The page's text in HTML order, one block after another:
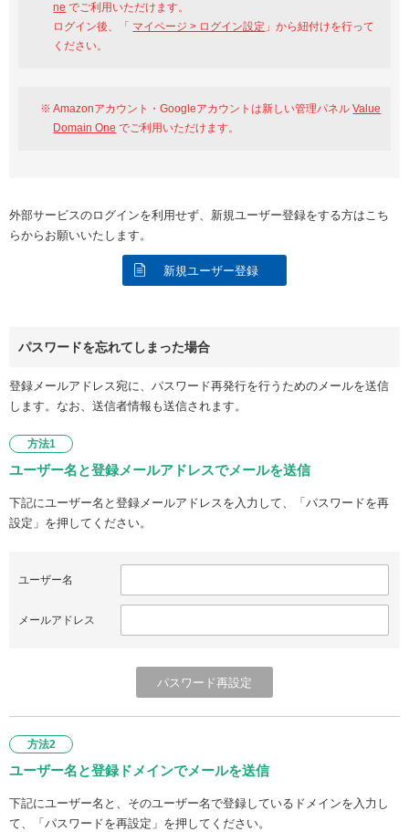
ne でご利用いただけます。
ログイン後、「 マイページ > ログイン設定 」から紐付けを行って
ください。
Amazonアカウント・Googleアカウントは新しい管理パネルValue
Domain One でご利用いただけます。
外部サービスのログインを利用せず、新規ユーザー登録をする方はこち
らからお願いいたします。
新規ユーザー登録
パスワードを忘れてしまった場合
登録メールアドレス宛に、パスワード再発行を行うためのメールを送信
します。なお、送信者情報も送信されます。
方法1
ユーザー名と登録メールアドレスでメールを送信
下記にユーザー名と登録メールアドレスを入力して、「パスワードを再
設定」を押してください。
ユーザー名
メールアドレス
方法2
ユーザー名と登録ドメインでメールを送信
下記にユーザー名と、そのユーザー名で登録しているドメインを入力し
て、「パスワードを再設定」を押してください。